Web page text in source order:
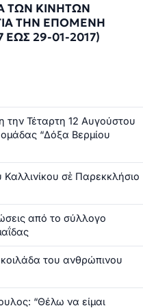
ΤΩΝ ΚΙΝΗΤΩΝ
ΤΗΝ ΕΠΟΜΕΝΗ
29-01-2017)
την Τέταρτη 12 Αυγούστου
“Δόξα Βερμίου
σὲ Παρεκκλήσιο
από το σύλλογο
του ανθρώπινου
“Θέλω να είμαι